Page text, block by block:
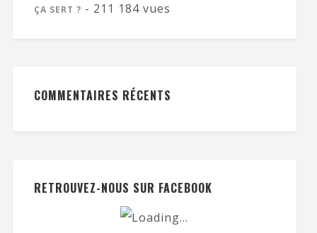
ÇA SERT ? - 211 184 vues
COMMENTAIRES RÉCENTS
RETROUVEZ-NOUS SUR FACEBOOK